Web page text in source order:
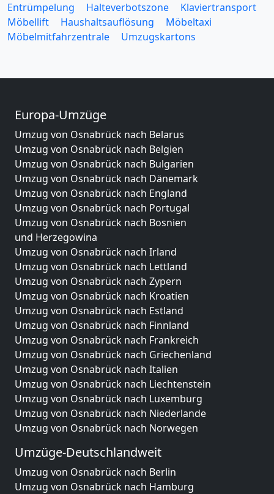
Entrümpelung
Halteverbotszone
Klaviertransport
Möbellift
Haushaltsauflösung
Möbeltaxi
Möbelmitfahrzentrale
Umzugskartons
Europa-Umzüge
Umzug von Osnabrück nach Belarus
Umzug von Osnabrück nach Belgien
Umzug von Osnabrück nach Bulgarien
Umzug von Osnabrück nach Dänemark
Umzug von Osnabrück nach England
Umzug von Osnabrück nach Portugal
Umzug von Osnabrück nach Bosnien
und Herzegowina
Umzug von Osnabrück nach Irland
Umzug von Osnabrück nach Lettland
Umzug von Osnabrück nach Zypern
Umzug von Osnabrück nach Kroatien
Umzug von Osnabrück nach Estland
Umzug von Osnabrück nach Finnland
Umzug von Osnabrück nach Frankreich
Umzug von Osnabrück nach Griechenland
Umzug von Osnabrück nach Italien
Umzug von Osnabrück nach Liechtenstein
Umzug von Osnabrück nach Luxemburg
Umzug von Osnabrück nach Niederlande
Umzug von Osnabrück nach Norwegen
Umzüge-Deutschlandweit
Umzug von Osnabrück nach Berlin
Umzug von Osnabrück nach Hamburg